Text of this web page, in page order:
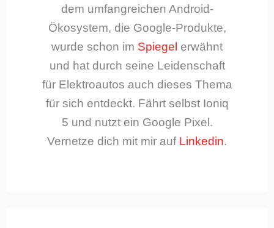
dem umfangreichen Android-
Ökosystem, die Google-Produkte,
wurde schon im Spiegel erwähnt
und hat durch seine Leidenschaft
für Elektroautos auch dieses Thema
für sich entdeckt. Fährt selbst Ioniq
5 und nutzt ein Google Pixel.
Vernetze dich mit mir auf Linkedin.